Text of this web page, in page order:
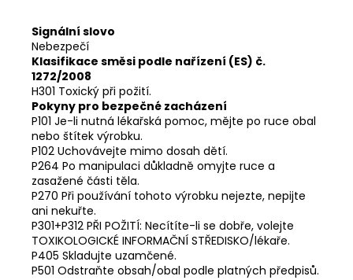
Signální slovo
Nebezpečí
Klasifikace směsi podle nařízení (ES) č.
1272/2008
H301 Toxický při požití.
Pokyny pro bezpečné zacházení
P101 Je-li nutná lékařská pomoc, mějte po ruce obal
nebo štítek výrobku.
P102 Uchovávejte mimo dosah dětí.
P264 Po manipulaci důkladně omyjte ruce a
zasažené části těla.
P270 Při používání tohoto výrobku nejezte, nepijte
ani nekuřte.
P301+P312 PŘI POŽITÍ: Necítíte-li se dobře, volejte
TOXIKOLOGICKÉ INFORMAČNÍ STŘEDISKO/lékaře.
P405 Skladujte uzamčené.
P501 Odstraňte obsah/obal podle platných předpisů.